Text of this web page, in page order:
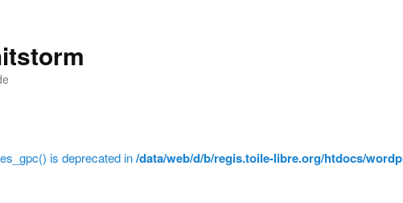
is deprecated in/data/web/d/b/regis.toile-libre.org/htdocs/